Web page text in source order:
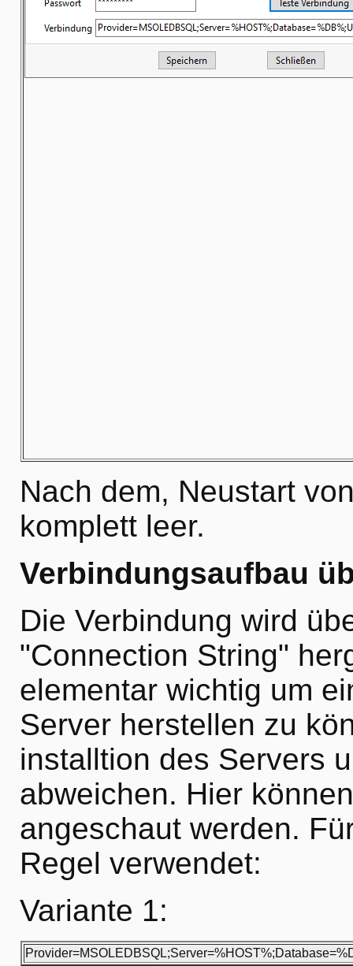
Nach dem, Neustart
komplett leer.
Verbindungsaufbau
Die Verbindung wird
"Connection String"
elementar wichtig um
Server herstellen zu
installtion des Servers
abweichen. Hier
angeschaut werden.
Regel verwendet:
Variante 1: